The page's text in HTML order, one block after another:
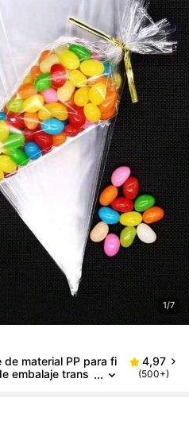
1/7
material PP para fi
embalaje trans
4,97
(500+)